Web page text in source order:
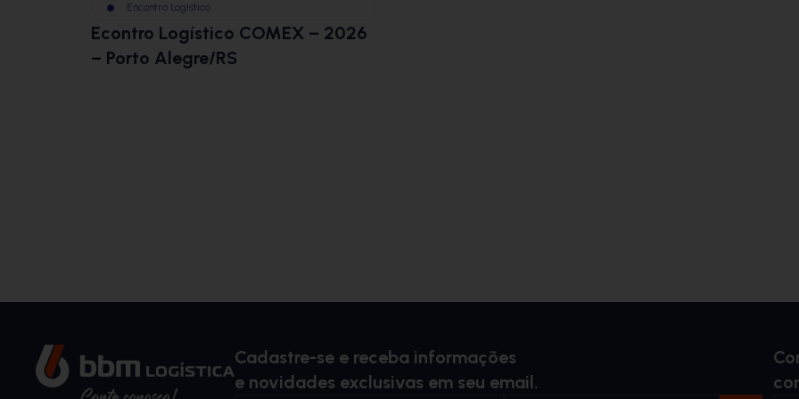
Encontro Logístico
Econtro Logístico COMEX – 2026
– Porto Alegre/RS
Cadastre-se e receba informações
e novidades exclusivas em seu email.